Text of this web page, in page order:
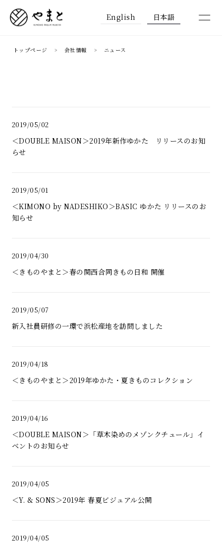
English 日本語
トップページ 会社情報 ニュース
2019/05/02
＜DOUBLE MAISON＞2019年新作ゆかた リリースのお知
らせ
2019/05/01
＜KIMONO by NADESHIKO＞BASIC ゆかた リリースのお
知らせ
2019/04/30
＜きものやまと＞春の関西合同きもの日和 開催
2019/05/07
新入社員研修の一環で浜松産地を訪問しました
2019/04/18
＜きものやまと＞2019年ゆかた・夏きものコレクション
2019/04/16
＜DOUBLE MAISON＞「草木染めのメゾンクチュール」イ
ベントのお知らせ
2019/04/05
＜Y. & SONS＞2019年 春夏ビジュアル公開
2019/04/05